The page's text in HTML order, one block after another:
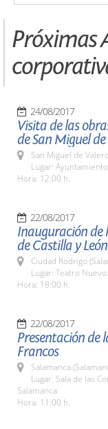
Próximas
24/08/2017
Visita de las
de San Miguel
San Miguel de
Lugar: Ayuntamiento
Hora: 12:00 h.
22/08/2017
Inauguración de
de Castilla y León
Ciudad Rodrigo
Lugar: Teatro Nuevo
Hora: 18:00 h.
22/08/2017
Presentación de
Francos
Salamanca
Lugar: Sala de las
Salamanca
Hora: 11:00 h.